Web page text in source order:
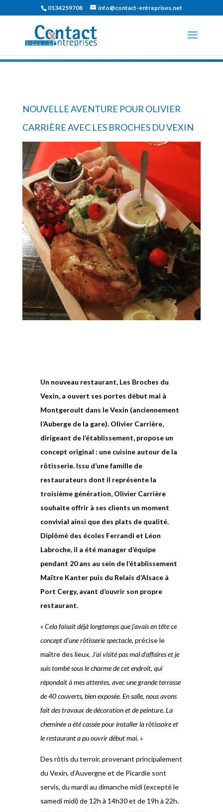
0134259708 info@contact-entreprises.net
NOUVELLE AVENTURE POUR OLIVIER
CARRIÈRE AVEC LES BROCHES DU VEXIN
Un nouveau restaurant, Les Broches du
Vexin, a ouvert ses portes début mai à
Montgeroult dans le Vexin (anciennement
l’Auberge de la gare). Olivier Carrière,
dirigeant de l’établissement, propose un
concept original : une cuisine autour de la
rôtisserie. Issu d’une famille de
restaurateurs dont il représente la
troisième génération, Olivier Carrière
souhaite offrir à ses clients un moment
convivial ainsi que des plats de qualité.
Diplômé des écoles Ferrandi et Léon
Labroche, il a été manager d’équipe
pendant 20 ans au sein de l’établissement
Maître Kanter puis du Relais d’Alsace à
Port Cergy, avant d’ouvrir son propre
restaurant.
« Cela faisait déjà longtemps que j’avais en tête ce
concept d’une rôtisserie spectacle, précise le
maître des lieux. J’ai visité pas mal d’affaires et je
suis tombé sous le charme de cet endroit, qui
répondait à mes attentes, avec une grande terrasse
de 40 couverts, bien exposée. En salle, nous avons
fait des travaux de décoration et de peinture. La
cheminée a été cassée pour installer la rôtissoire et
le restaurant a pu ouvrir début mai. »
Des rôtis du terroir, provenant principalement
du Vexin, d’Auvergne et de Picardie sont
servis, du mardi au dimanche midi (excepté le
samedi midi) de 12h à 14h30 et de 19h à 22h.